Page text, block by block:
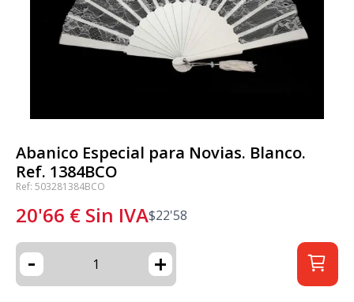
Abanico Especial para Novias. Blanco.
Ref. 1384BCO
Ref: 503281384BCO
20'66 € Sin IVA$22'58
- +